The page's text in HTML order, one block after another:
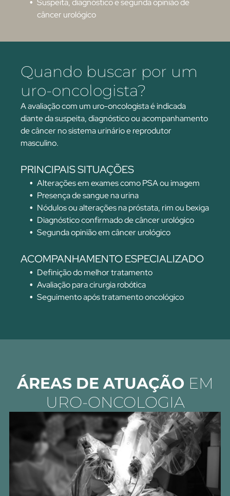
Suspeita, diagnóstico e segunda opinião de
câncer urológico
Quando buscar por um
uro-oncologista?
A avaliação com um uro-oncologista é indicada
diante da suspeita, diagnóstico ou acompanhamento
de câncer no sistema urinário e reprodutor
masculino.
PRINCIPAIS SITUAÇÕES
Alterações em exames como PSA ou imagem
Presença de sangue na urina
Nódulos ou alterações na próstata, rim ou bexiga
Diagnóstico confirmado de câncer urológico
Segunda opinião em câncer urológico
ACOMPANHAMENTO ESPECIALIZADO
Definição do melhor tratamento
Avaliação para cirurgia robótica
Seguimento após tratamento oncológico
ÁREAS DE ATUAÇÃO EM
URO-ONCOLOGIA